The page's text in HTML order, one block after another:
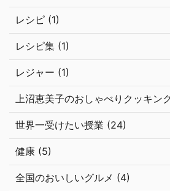
レシピ (1)
レシピ集 (1)
レジャー (1)
上沼恵美子のおしゃべりクッキン
世界一受けたい授業 (24)
健康 (5)
全国のおいしいグルメ (4)